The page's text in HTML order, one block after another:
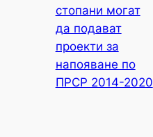
стопани могат
да подават
проекти за
напояване по
ПРСР 2014-2020